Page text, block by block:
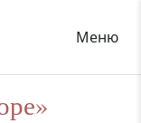
Меню